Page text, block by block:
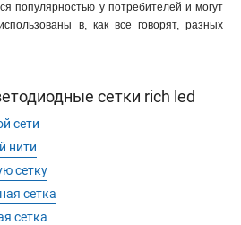
популярностью у потребителей и могут
в, как все говорят, разных
сетки rich led
сети
нити
сетку
сетка
сетка